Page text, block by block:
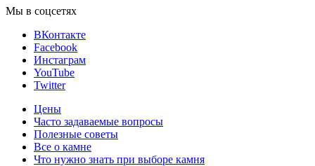
Мы в соцсетях
ВКонтакте
Facebook
Инстаграм
YouTube
Twitter
Цены
Часто задаваемые вопросы
Полезные советы
Все о камне
Что нужно знать при выборе камня